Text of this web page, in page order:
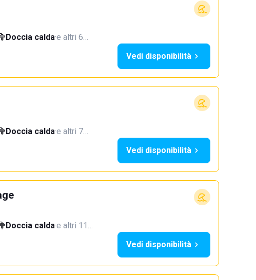
Doccia calda·e altri 6…
Vedi disponibilità
Doccia calda·e altri 7…
Vedi disponibilità
Doccia calda·e altri 11…
Vedi disponibilità